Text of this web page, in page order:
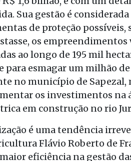
Sua gestão é
de proteção
os
ao longo de 195 mil
para esmagar um milhão
no município de Sapezal,
os investimentos na
em construção no rio
é uma tendência
Flávio Roberto de
eficiência na gestão